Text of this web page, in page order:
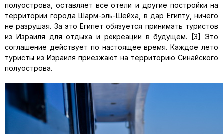
полуострова, оставляет все отели и другие постройки на
территории города Шарм-эль-Шейха, в дар Египту, ничего
не разрушая. За это Египет обязуется принимать туристов
из Израиля для отдыха и рекреации в будущем. [3] Это
соглашение действует по настоящее время. Каждое лето
туристы из Израиля приезжают на территорию Синайского
полуострова.